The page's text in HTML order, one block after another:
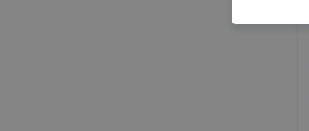
így
ismét
tudja
Felhívjuk